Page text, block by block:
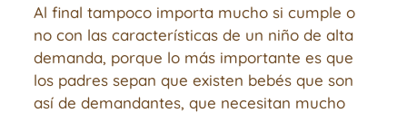
Al final tampoco importa mucho si cumple o
no con las características de un niño de alta
demanda, porque lo más importante es que
los padres sepan que existen bebés que son
así de demandantes, que necesitan mucho